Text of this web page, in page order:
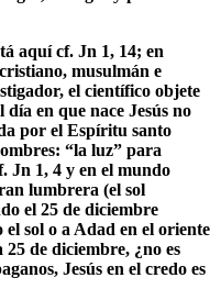
aquí cf. Jn 1, 14; en
musulmán e
el científico objete
día en que nace Jesús no
por el Espíritu santo
“la luz” para
Jn 1, 4 y en el mundo
lumbrera (el sol
el 25 de diciembre
el sol o a Adad en el oriente
de diciembre, ¿no es
Jesús en el credo es